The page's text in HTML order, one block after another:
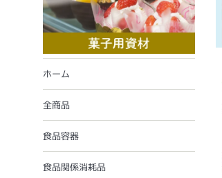
ホーム
全商品
食品容器
食品関係消耗品